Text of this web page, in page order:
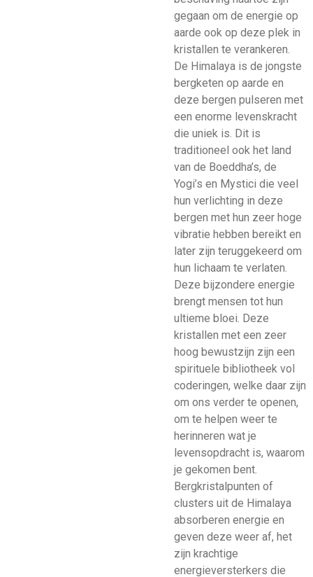
gegaan om de energie op
aarde ook op deze plek in
kristallen te verankeren.
De Himalaya is de jongste
bergketen op aarde en
deze bergen pulseren met
een enorme levenskracht
die uniek is. Dit is
traditioneel ook het land
van de Boeddha’s, de
Yogi’s en Mystici die veel
hun verlichting in deze
bergen met hun zeer hoge
vibratie hebben bereikt en
later zijn teruggekeerd om
hun lichaam te verlaten.
Deze bijzondere energie
brengt mensen tot hun
ultieme bloei. Deze
kristallen met een zeer
hoog bewustzijn zijn een
spirituele bibliotheek vol
coderingen, welke daar zijn
om ons verder te openen,
om te helpen weer te
herinneren wat je
levensopdracht is, waarom
je gekomen bent.
Bergkristalpunten of
clusters uit de Himalaya
absorberen energie en
geven deze weer af, het
zijn krachtige
energieversterkers die